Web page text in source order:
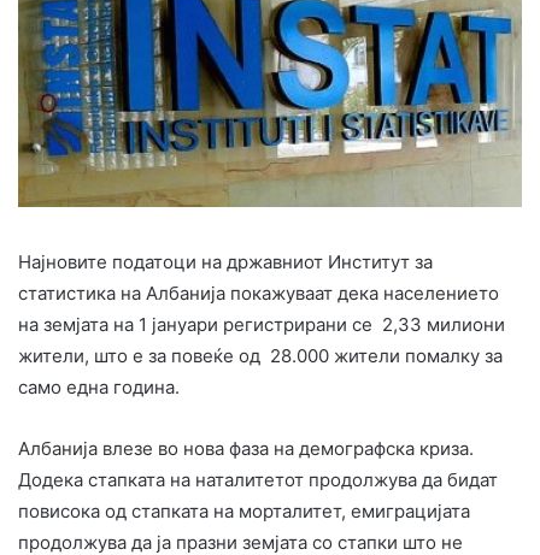
Најновите податоци на државниот Институт за
статистика на Албанија покажуваат дека населението
на земјата на 1 јануари регистрирани се 2,33 милиони
жители, што е за повеќе од 28.000 жители помалку за
само една година.
Албанија влезе во нова фаза на демографска криза.
Додека стапката на наталитетот продолжува да бидат
повисока од стапката на морталитет, емиграцијата
продолжува да ја празни земјата со стапки што не